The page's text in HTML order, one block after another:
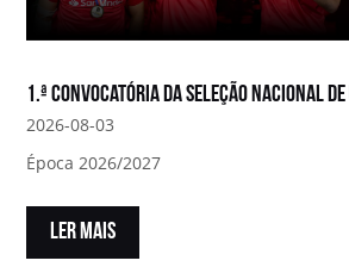
1.ª convocatória da Seleção Nacional
2026-08-03
Época 2026/2027
LER MAIS